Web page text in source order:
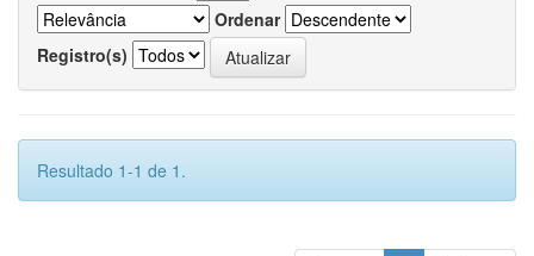
Ordenar
Registro(s)
Resultado 1-1 de 1.